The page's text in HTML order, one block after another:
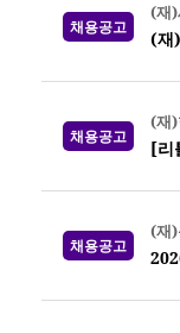
채용공고
(재
(재
채용공고
(재
[리
채용공고
(재